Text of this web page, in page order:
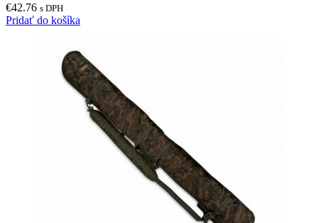
€42.76 s DPH
Pridať do košíka